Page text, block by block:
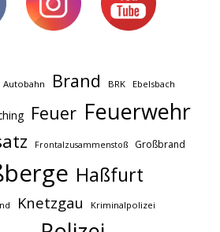
Autobahn Brand BRK Ebelsbach
Feuer Feuerwehr
Frontalzusammenstoß Großbrand
Haßfurt
Knetzgau Kriminalpolizei